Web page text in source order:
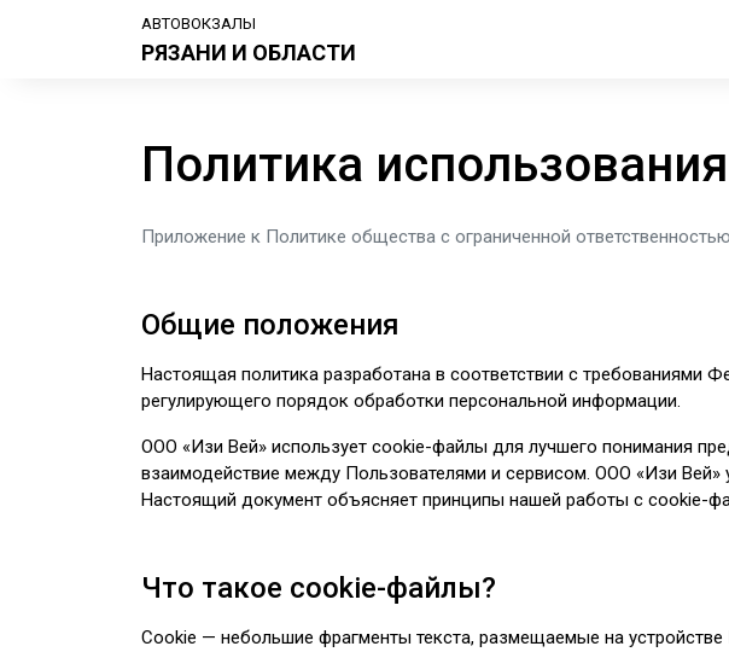
АВТОВОКЗАЛЫ
РЯЗАНИ И ОБЛАСТИ
Политика
Приложение к Политике общества с ограниченной
Общие положения
Настоящая политика разработана в соответствии с
регулирующего порядок обработки персональной информации.
ООО «Изи Вей» использует cookie-файлы для лучшего понимания
взаимодействие между Пользователями и сервисом. ООО «Изи
Настоящий документ объясняет принципы нашей работы с cookie-
Что такое cookie-файлы?
Cookie — небольшие фрагменты текста, размещаемые на